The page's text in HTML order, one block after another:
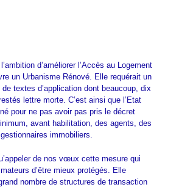
d’améliorer l’Accès au Logement
un Urbanisme Rénové. Elle requérait un
textes d’application dont beaucoup, dix
lettre morte. C’est ainsi que l’Etat
pour ne pas avoir pas pris le décret
avant habilitation, des agents, des
immobiliers.
de nos vœux cette mesure qui
d’être mieux protégés. Elle
nombre de structures de transaction